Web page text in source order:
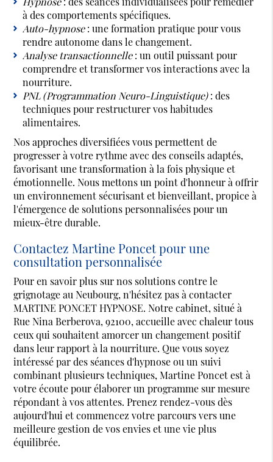
à des comportements spécifiques.
Auto-hypnose: une formation pratique pour vous
rendre autonome dans le changement.
Analyse transactionnelle: un outil puissant pour
comprendre et transformer vos interactions avec la
nourriture.
PNL (Programmation Neuro-Linguistique): des
techniques pour restructurer vos habitudes
alimentaires.
Nos approches diversifiées vous permettent de
progresser à votre rythme avec des conseils adaptés,
favorisant une transformation à la fois physique et
émotionnelle. Nous mettons un point d'honneur à offrir
un environnement sécurisant et bienveillant, propice à
l'émergence de solutions personnalisées pour un
mieux-être durable.
Contactez Martine Poncet pour une
consultation personnalisée
Pour en savoir plus sur nos solutions contre le
grignotage au Neubourg, n'hésitez pas à contacter
MARTINE PONCET HYPNOSE. Notre cabinet, situé à
Rue Nina Berberova, 92100, accueille avec chaleur tous
ceux qui souhaitent amorcer un changement positif
dans leur rapport à la nourriture. Que vous soyez
intéressé par des séances d'hypnose ou un suivi
combinant plusieurs techniques, Martine Poncet est à
votre écoute pour élaborer un programme sur mesure
répondant à vos attentes. Prenez rendez-vous dès
aujourd'hui et commencez votre parcours vers une
meilleure gestion de vos envies et une vie plus
équilibrée.